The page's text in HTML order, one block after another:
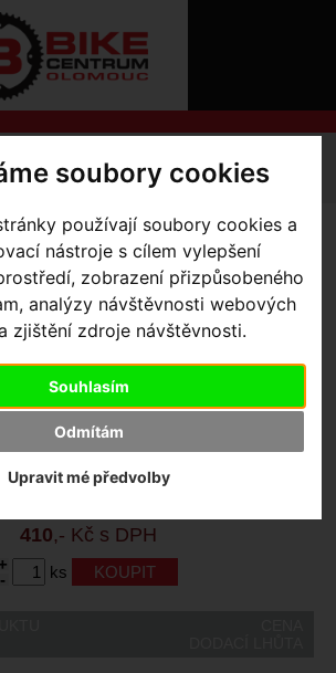
soubory cookies
používají soubory cookies a
nástroje s cílem vylepšení
zobrazení přizpůsobeného
analýzy návštěvnosti webových
zjištění zdroje návštěvnosti.
Souhlasím
Odmítám
Upravit mé předvolby
O
SLUŽBY
ZTRATILI
Výbava pro jezdce
Ponožky
Mid Sock
ROAD MID SOCK
Specialized
64720-2702
Ano, v Olomouci
IHNED
410,- Kč s DPH
+
-
ks